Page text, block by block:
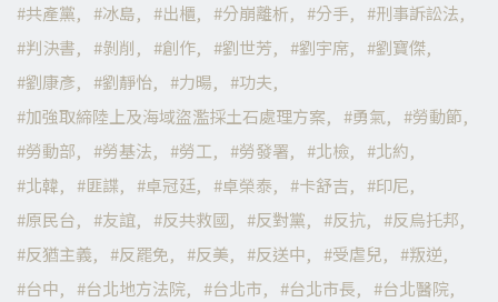
共產黨
冰島 出櫃 分崩離析 分手
刑事訴訟法
判決書
剝削 創作 劉世芳 劉宇席
劉寶傑
劉康彥
劉靜怡 力暘
功夫
加強取締陸上及海域盜濫採土石處理方案
勇氣
勞動節
勞動部
勞基法 勞工 勞發署 北檢
北約
北韓
匪諜 卓冠廷 卓榮泰 卡舒吉
印尼
原民台
友誼 反共救國 反對黨 反抗
反烏托邦
反猶主義
反罷免 反美 反送中 受虐兒
叛逆
台中
台北地方法院 台北市 台北市長
台北醫院